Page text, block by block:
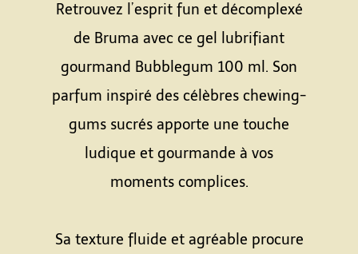
Retrouvez l’esprit fun et décomplexé
de Bruma avec ce gel lubrifiant
gourmand Bubblegum 100 ml. Son
parfum inspiré des célèbres chewing-
gums sucrés apporte une touche
ludique et gourmande à vos
moments complices.
Sa texture fluide et agréable procure